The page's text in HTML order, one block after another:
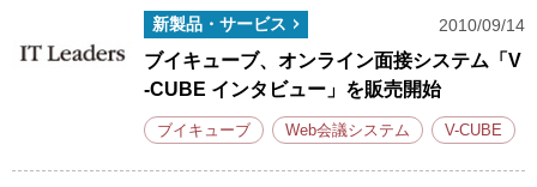
新製品・サービス 2010/09/14
ブイキューブ、オンライン面接システム「V
-CUBE インタビュー」を販売開始
ブイキューブ Web会議システム V-CUBE